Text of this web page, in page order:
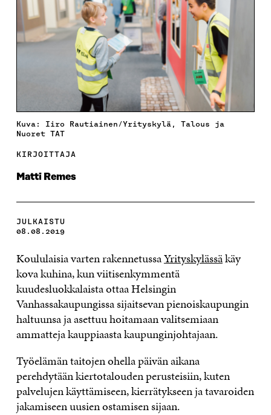
Kuva: Iiro Rautiainen/Yrityskylä, Talous ja
Nuoret TAT
KIRJOITTAJA
Matti Remes
JULKAISTU
08.08.2019
Koululaisia varten rakennetussaYrityskylässäkäy
kova kuhina, kun viitisenkymmentä
kuudesluokkalaista ottaa Helsingin
Vanhassakaupungissa sijaitsevan pienoiskaupungin
haltuunsa ja asettuu hoitamaan valitsemiaan
ammatteja kauppiaasta kaupunginjohtajaan.
Työelämän taitojen ohella päivän aikana
perehdytään kiertotalouden perusteisiin, kuten
palvelujen käyttämiseen, kierrätykseen ja tavaroiden
jakamiseen uusien ostamisen sijaan.